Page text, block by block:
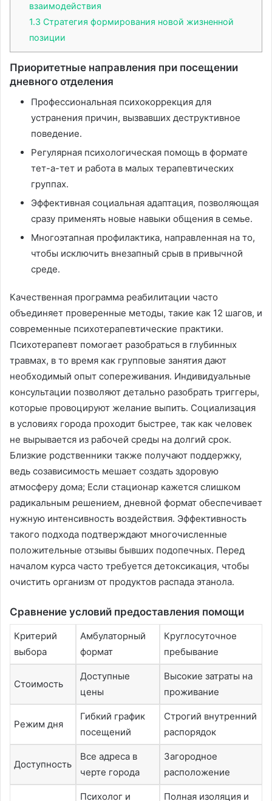
взаимодействия
1.3 Стратегия формирования новой жизненной
позиции
Приоритетные направления при посещении
дневного отделения
Профессиональная психокоррекция для
устранения причин, вызвавших деструктивное
поведение․
Регулярная психологическая помощь в формате
тет-а-тет и работа в малых терапевтических
группах․
Эффективная социальная адаптация, позволяющая
сразу применять новые навыки общения в семье․
Многоэтапная профилактика, направленная на то,
чтобы исключить внезапный срыв в привычной
среде․
Качественная программа реабилитации часто
объединяет проверенные методы, такие как 12 шагов, и
современные психотерапевтические практики․
Психотерапевт помогает разобраться в глубинных
травмах, в то время как групповые занятия дают
необходимый опыт сопереживания․ Индивидуальные
консультации позволяют детально разобрать триггеры,
которые провоцируют желание выпить․ Социализация
в условиях города проходит быстрее, так как человек
не вырывается из рабочей среды на долгий срок․
Близкие родственники также получают поддержку,
ведь созависимость мешает создать здоровую
атмосферу дома; Если стационар кажется слишком
радикальным решением, дневной формат обеспечивает
нужную интенсивность воздействия․ Эффективность
такого подхода подтверждают многочисленные
положительные отзывы бывших подопечных․ Перед
началом курса часто требуется детоксикация, чтобы
очистить организм от продуктов распада этанола․
Сравнение условий предоставления помощи
Критерий
выбора
Амбулаторный
формат
Круглосуточное
пребывание
Стоимость
Доступные
цены
Высокие затраты на
проживание
Режим дня
Гибкий график
посещений
Строгий внутренний
распорядок
Доступность
Все адреса в
черте города
Загородное
расположение
Психолог и Полная изоляция и